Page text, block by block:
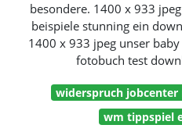
besondere. 1400 x 933
beispiele stunning ein
1400 x 933 jpeg unser
fotobuch test
widerspruch
wm tippspiel